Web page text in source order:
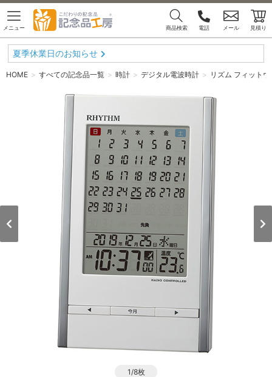
メニュー 商品検索 電話 メール 見積り
夏季休業日のお知らせ
HOME すべての記念品一覧 時計 デジタル電波時計 リズム フィット
1/8枚